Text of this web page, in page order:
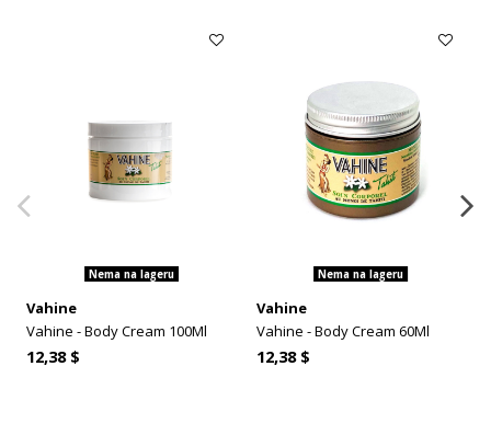
Nema na lageru
Vahine
Vahine - Body Cream 100Ml
12,38 $
Nema na lageru
Vahine
Vahine - Body Cream 60Ml
12,38 $